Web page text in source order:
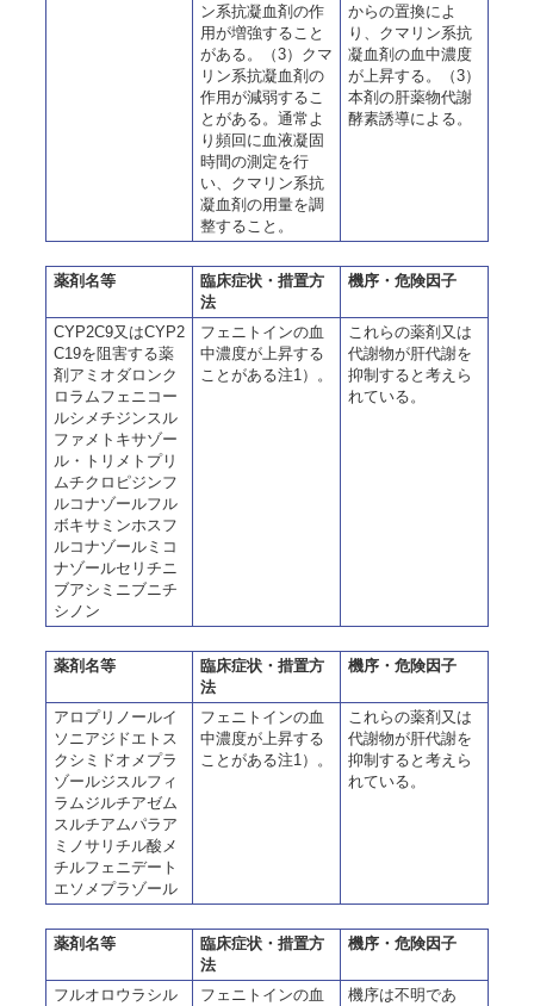
ン系抗凝血剤の作
用が増強すること
がある。（3）クマ
リン系抗凝血剤の
作用が減弱するこ
とがある。通常よ
り頻回に血液凝固
時間の測定を行
い、クマリン系抗
凝血剤の用量を調
整すること。
からの置換によ
り、クマリン系抗
凝血剤の血中濃度
が上昇する。（3）
本剤の肝薬物代謝
酵素誘導による。
薬剤名等
臨床症状・措置方
法
機序・危険因子
CYP2C9又はCYP2
C19を阻害する薬
剤アミオダロンク
ロラムフェニコー
ルシメチジンスル
ファメトキサゾー
ル・トリメトプリ
ムチクロピジンフ
ルコナゾールフル
ボキサミンホスフ
ルコナゾールミコ
ナゾールセリチニ
ブアシミニブニチ
シノン
フェニトインの血
中濃度が上昇する
ことがある注1）。
これらの薬剤又は
代謝物が肝代謝を
抑制すると考えら
れている。
薬剤名等
臨床症状・措置方
法
機序・危険因子
アロプリノールイ
ソニアジドエトス
クシミドオメプラ
ゾールジスルフィ
ラムジルチアゼム
スルチアムパラア
ミノサリチル酸メ
チルフェニデート
エソメプラゾール
フェニトインの血
中濃度が上昇する
ことがある注1）。
これらの薬剤又は
代謝物が肝代謝を
抑制すると考えら
れている。
薬剤名等
臨床症状・措置方
法
機序・危険因子
フルオロウラシル
フェニトインの血
機序は不明であ